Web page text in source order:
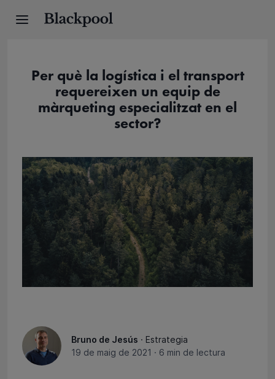
Per què la logística i el transport
requereixen un equip de
màrqueting especialitzat en el
sector?
Bruno de Jesús · Estrategia
19 de maig de 2021 · 6 min de lectura